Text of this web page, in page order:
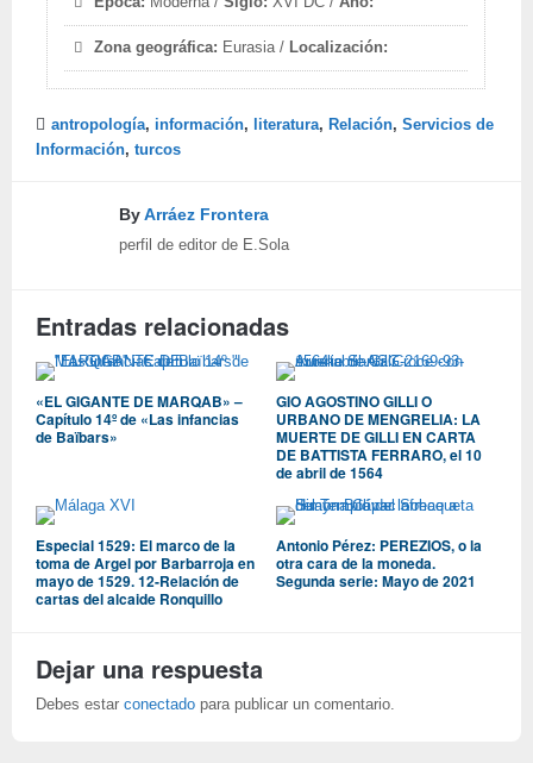
Zona geográfica: Eurasia / Localización:
antropología, información, literatura, Relación, Servicios de
Información, turcos
ByArráez Frontera
perfil de editor de E.Sola
Entradas relacionadas
«EL GIGANTE DE MARQAB» –
Capítulo 14º de «Las infancias
de Baïbars»
GIO AGOSTINO GILLI O
URBANO DE MENGRELIA: LA
MUERTE DE GILLI EN CARTA
DE BATTISTA FERRARO, el 10
de abril de 1564
Especial 1529: El marco de la
toma de Argel por Barbarroja en
mayo de 1529. 12-Relación de
cartas del alcaide Ronquillo
Antonio Pérez: PEREZIOS, o la
otra cara de la moneda.
Segunda serie: Mayo de 2021
Dejar una respuesta
Debes estar conectado para publicar un comentario.